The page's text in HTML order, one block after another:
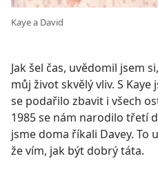
Kaye a David
Jak šel čas, uvědomil jsem
můj život skvělý vliv. S
se podařilo zbavit i všech
1985 se nám narodilo třetí
jsme doma říkali Davey. To
že vím, jak být dobrý táta.